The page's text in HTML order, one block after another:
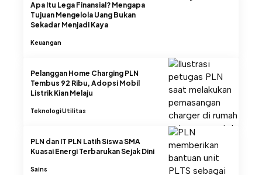
Apa Itu Lega Finansial? Mengapa
Tujuan Mengelola Uang Bukan
Sekadar Menjadi Kaya
Keuangan
Pelanggan Home Charging PLN
Tembus 92 Ribu, Adopsi Mobil
Listrik Kian Melaju
TeknologiUtilitas
PLN dan IT PLN Latih Siswa SMA
Kuasai Energi Terbarukan Sejak Dini
Sains